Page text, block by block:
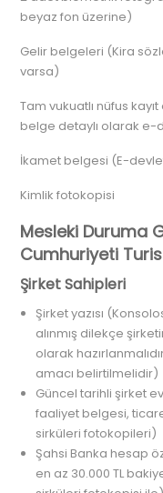
beyaz fon üzerine)
Gelir belgeleri (Kira
varsa)
Tam vukuatlı nüfus
belge detaylı olarak e-
İkamet belgesi (E-
Kimlik fotokopisi
Mesleki Duruma
Cumhuriyeti
Şirket Sahipleri
Şirket yazısı
alınmış dilekçe
olarak
amacı belirtilmelidir)
Güncel tarihli şirket
faaliyet belgesi,
sirküleri fotokopileri)
Şahsi Banka hesap
en az 30.000 TL